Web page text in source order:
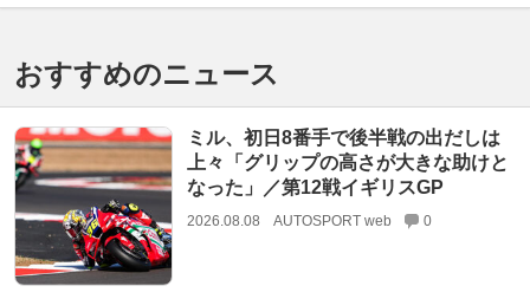
おすすめのニュース
ミル、初日8番手で後半戦の出だしは
上々「グリップの高さが大きな助けと
なった」／第12戦イギリスGP
2026.08.08 AUTOSPORT web 0